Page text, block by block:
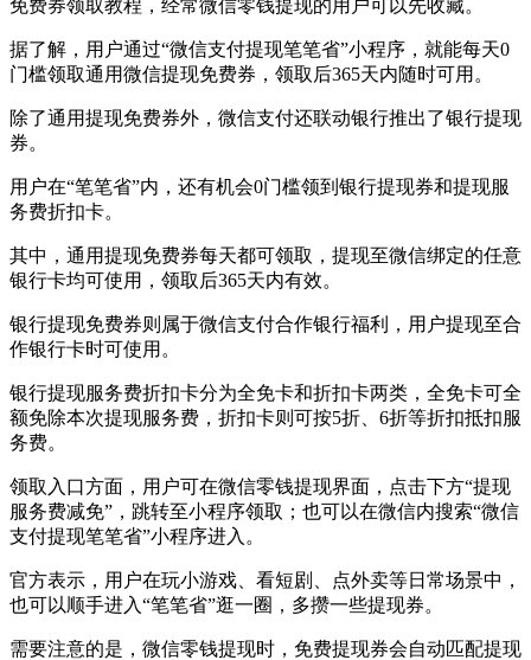
免费券领取教程，经常微信零钱提现的用户可以先收藏。
据了解，用户通过“微信支付提现笔笔省”小程序，就能每天0
门槛领取通用微信提现免费券，领取后365天内随时可用。
除了通用提现免费券外，微信支付还联动银行推出了银行提现
券。
用户在“笔笔省”内，还有机会0门槛领到银行提现券和提现服
务费折扣卡。
其中，通用提现免费券每天都可领取，提现至微信绑定的任意
银行卡均可使用，领取后365天内有效。
银行提现免费券则属于微信支付合作银行福利，用户提现至合
作银行卡时可使用。
银行提现服务费折扣卡分为全免卡和折扣卡两类，全免卡可全
额免除本次提现服务费，折扣卡则可按5折、6折等折扣抵扣服
务费。
领取入口方面，用户可在微信零钱提现界面，点击下方“提现
服务费减免”，跳转至小程序领取；也可以在微信内搜索“微信
支付提现笔笔省”小程序进入。
官方表示，用户在玩小游戏、看短剧、点外卖等日常场景中，
也可以顺手进入“笔笔省”逛一圈，多攒一些提现券。
需要注意的是，微信零钱提现时，免费提现券会自动匹配提现